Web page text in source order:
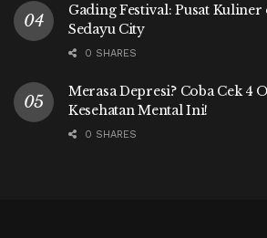
Gading Festival: Pusat
Sedayu City
0 SHARES
Merasa Depresi? Coba Cek 4
Kesehatan Mental Ini!
0 SHARES